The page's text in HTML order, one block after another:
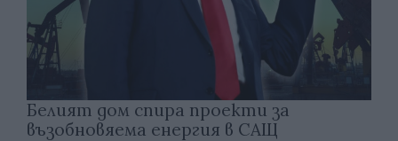
Белият дом спира проекти за
възобновяема енергия в САЩ